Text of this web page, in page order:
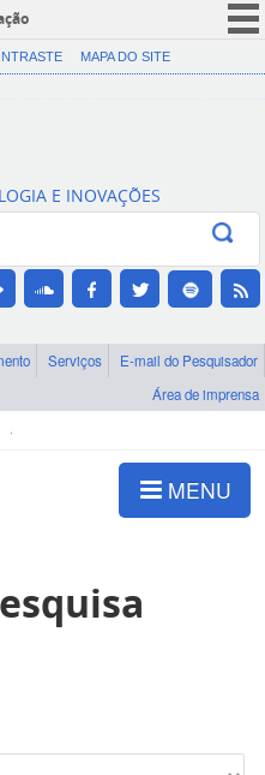
CORONAVÍRUS (COVID-19)
Canais
MAPA DO SITE
E INOVAÇÕES
Serviços
E-mail do Pesquisador
Área de imprensa
MENU